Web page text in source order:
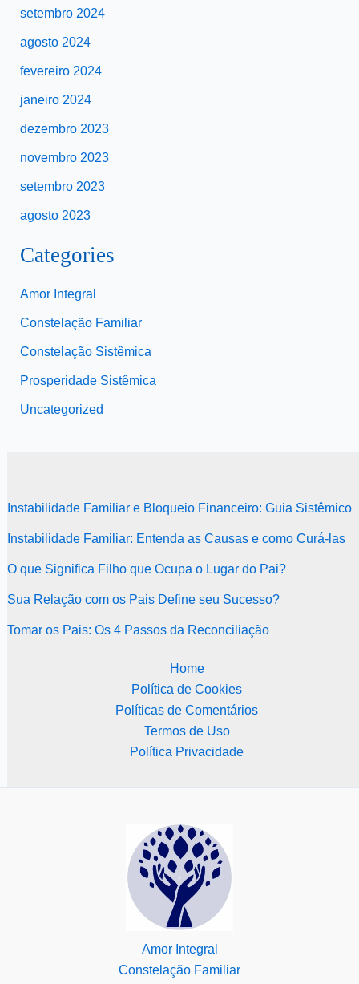
setembro 2024
agosto 2024
fevereiro 2024
janeiro 2024
dezembro 2023
novembro 2023
setembro 2023
agosto 2023
Categories
Amor Integral
Constelação Familiar
Constelação Sistêmica
Prosperidade Sistêmica
Uncategorized
Instabilidade Familiar e Bloqueio Financeiro: Guia Sistêmico
Instabilidade Familiar: Entenda as Causas e como Curá-las
O que Significa Filho que Ocupa o Lugar do Pai?
Sua Relação com os Pais Define seu Sucesso?
Tomar os Pais: Os 4 Passos da Reconciliação
Home
Política de Cookies
Políticas de Comentários
Termos de Uso
Política Privacidade
Amor Integral
Constelação Familiar